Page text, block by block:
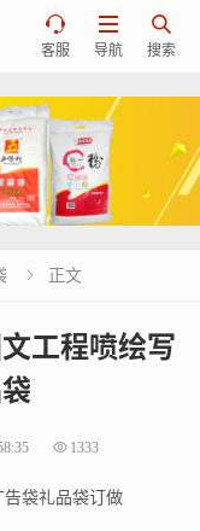

搜索

导航

客服
 正文
工程喷绘写
1333
袋礼品袋订做